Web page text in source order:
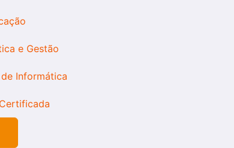
e Gestão
Informática